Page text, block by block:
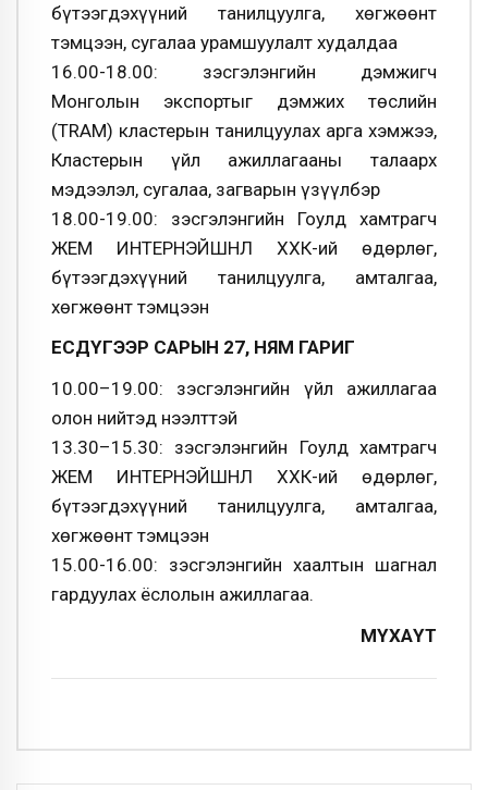
бүтээгдэхүүний танилцуулга, хөгжөөнт
тэмцээн, сугалаа урамшуулалт худалдаа
16.00-18.00: Үзэсгэлэнгийн дэмжигч
Монголын экспортыг дэмжих төслийн
(TRAM) кластерын танилцуулах арга хэмжээ,
Кластерын үйл ажиллагааны талаарх
мэдээлэл, сугалаа, загварын үзүүлбэр
18.00-19.00: Үзэсгэлэнгийн Гоулд хамтрагч
ЖЕМ ИНТЕРНЭЙШНЛ ХХК-ий өдөрлөг,
бүтээгдэхүүний танилцуулга, амталгаа,
хөгжөөнт тэмцээн
ЕСДҮГЭЭР САРЫН 27, НЯМ ГАРИГ
10.00–19.00: Үзэсгэлэнгийн үйл ажиллагаа
олон нийтэд нээлттэй
13.30–15.30: Үзэсгэлэнгийн Гоулд хамтрагч
ЖЕМ ИНТЕРНЭЙШНЛ ХХК-ий өдөрлөг,
бүтээгдэхүүний танилцуулга, амталгаа,
хөгжөөнт тэмцээн
15.00-16.00: Үзэсгэлэнгийн хаалтын шагнал
гардуулах ёслолын ажиллагаа.
МҮХАҮТ